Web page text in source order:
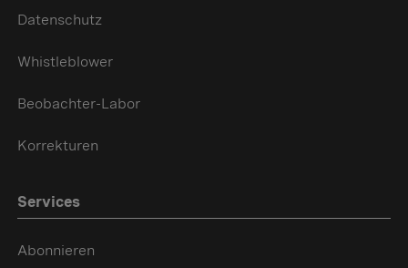
Datenschutz
Whistleblower
Beobachter-Labor
Korrekturen
Services
Abonnieren